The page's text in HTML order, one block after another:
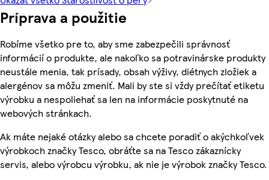
Príprava a použitie
Robíme všetko pre to, aby sme zabezpečili správnosť
informácií o produkte, ale nakoľko sa potravinárske produkty
neustále menia, tak prísady, obsah výživy, diétnych zložiek a
alergénov sa môžu zmeniť. Mali by ste si vždy prečítať etiketu
výrobku a nespoliehať sa len na informácie poskytnuté na
webových stránkach.
Ak máte nejaké otázky alebo sa chcete poradiť o akýchkoľvek
výrobkoch značky Tesco, obráťte sa na Tesco zákaznícky
servis, alebo výrobcu výrobku, ak nie je výrobok značky Tesco.